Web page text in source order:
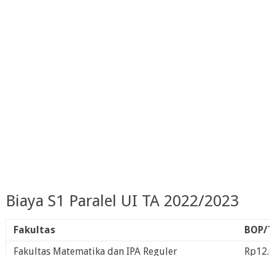
Biaya S1 Paralel UI TA 2022/2023
Fakultas
BOP/
Fakultas Matematika dan IPA Reguler